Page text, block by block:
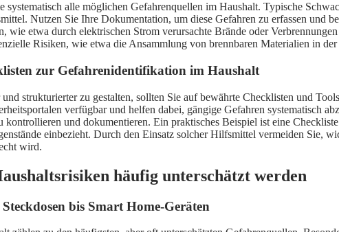
systematisch alle möglichen Gefahrenquellen im Haushalt. Typische
Nutzen Sie Ihre Dokumentation, um diese Gefahren zu erfassen
wie etwa durch elektrischen Strom verursachte Brände oder
Risiken, wie etwa die Ansammlung von brennbaren Materialien in
zur Gefahrenidentifikation im Haushalt
strukturierter zu gestalten, sollten Sie auf bewährte Checklisten und
verfügbar und helfen dabei, gängige Gefahren systematisch
kontrollieren und dokumentieren. Ein praktisches Beispiel ist eine
einbezieht. Durch den Einsatz solcher Hilfsmittel vermeiden Sie,
wird.
häufig unterschätzt werden
bis Smart Home-Geräten